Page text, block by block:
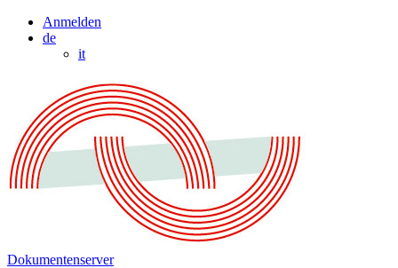
Anmelden
de
it
Dokumentenserver